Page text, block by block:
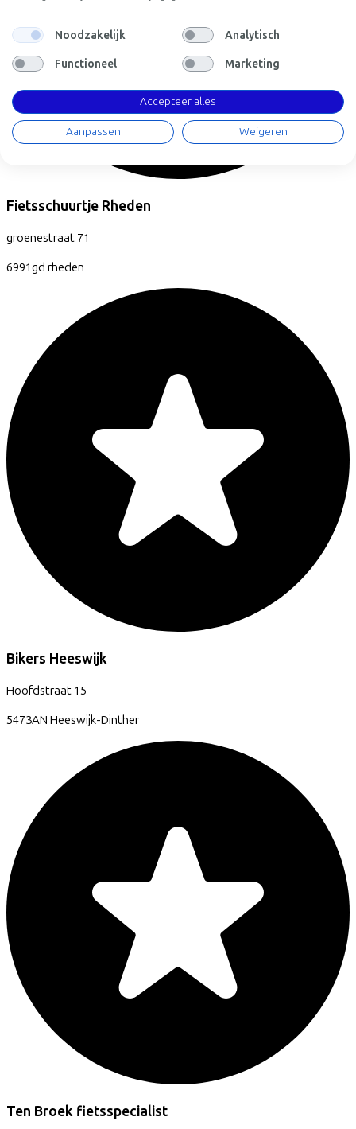
Fietsschuurtje Rheden
groenestraat 71
6991gd rheden
Bikers Heeswijk
Hoofdstraat 15
5473AN Heeswijk-Dinther
Ten Broek fietsspecialist
Noodzakelijk Analytisch
Functioneel Marketing
Accepteer alles
Aanpassen Weigeren